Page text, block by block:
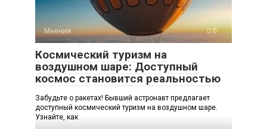
Мнения 0
Космический туризм на
воздушном шаре: Доступный
космос становится реальностью
Забудьте о ракетах! Бывший астронавт предлагает
доступный космический туризм на воздушном шаре.
Узнайте, как